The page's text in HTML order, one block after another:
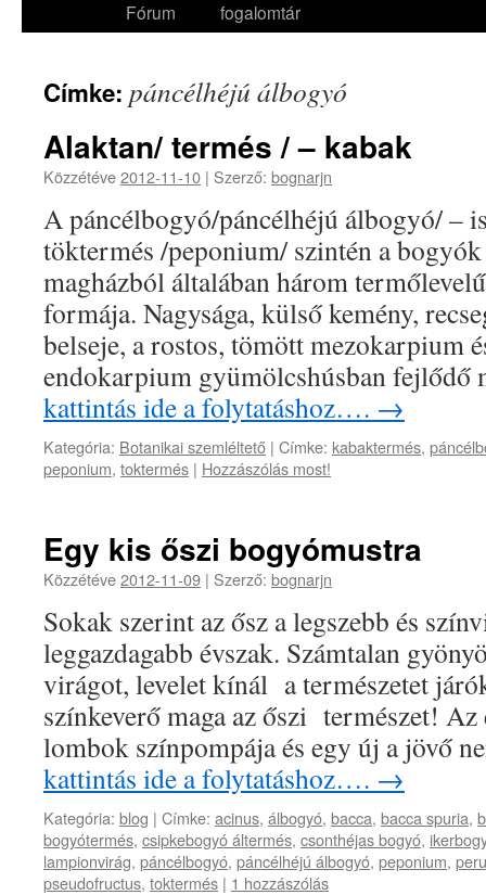
Fórum
fogalomtár
Címke: páncélhéjú álbogyó
Alaktan/ termés / – kabak
Közzétéve2012-11-10 | Szerző: bognarjn
A páncélbogyó/páncélhéjú álbogyó/ –
töktermés /peponium/ szintén a
magházból általában három
formája. Nagysága, külső kemény,
belseje, a rostos, tömött mezokarpium
endokarpium gyümölcshúsban
kattintás ide a folytatáshoz…. →
Kategória: Botanikai szemléltető | Címke: kabaktermés,
peponium, toktermés | Hozzászólás most!
Egy kis őszi bogyómustra
Közzétéve2012-11-09 | Szerző: bognarjn
Sokak szerint az ősz a legszebb és
leggazdagabb évszak. Számtalan
virágot, levelet kínál a természetet
színkeverő maga az őszi természet!
lombok színpompája és egy új a jövő
kattintás ide a folytatáshoz…. →
Kategória: blog | Címke: acinus, álbogyó, bacca, bacca spuria,
bogyótermés, csipkebogyó áltermés, csonthéjas bogyó,
lampionvirág, páncélbogyó, páncélhéjú álbogyó, peponium,
pseudofructus, toktermés | 1 hozzászólás